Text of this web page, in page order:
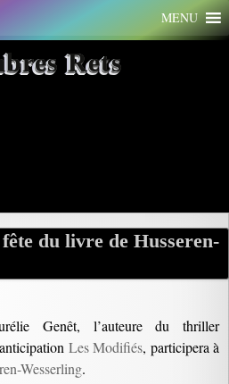
MENU
Rets
clé :
du livre de Husseren-
Genêt, l’auteure du thriller
Les Modifiés, participera à
Wesserling.